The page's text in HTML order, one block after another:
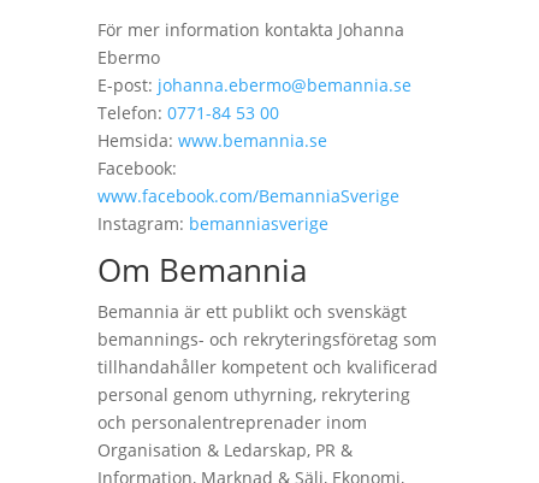
För mer information kontakta Johanna
Ebermo
E-post: johanna.ebermo@bemannia.se
Telefon: 0771-84 53 00
Hemsida: www.bemannia.se
Facebook:
www.facebook.com/BemanniaSverige
Instagram: bemanniasverige
Om Bemannia
Bemannia är ett publikt och svenskägt
bemannings- och rekryteringsföretag som
tillhandahåller kompetent och kvalificerad
personal genom uthyrning, rekrytering
och personalentreprenader inom
Organisation & Ledarskap, PR &
Information, Marknad & Sälj, Ekonomi,